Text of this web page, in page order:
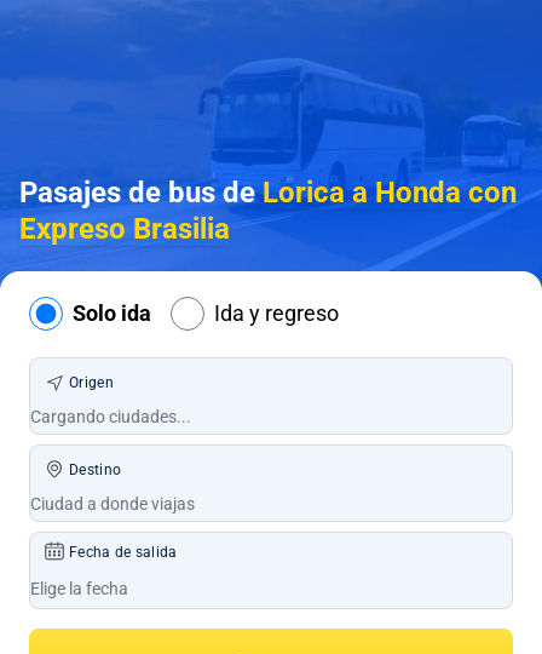
Pasajes de bus deLorica a Honda con
Expreso Brasilia
Solo ida Ida y regreso
Origen
Destino
Fecha de salida